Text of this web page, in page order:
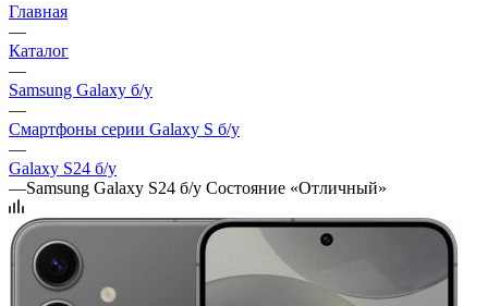
Главная
—
Каталог
—
Samsung Galaxy б/у
—
Смартфоны серии Galaxy S б/у
—
Galaxy S24 б/у
—Samsung Galaxy S24 б/у Состояние «Отличный»